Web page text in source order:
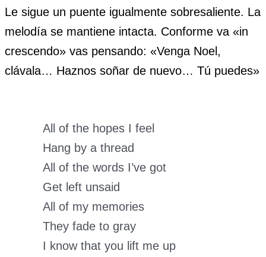
Le sigue un puente igualmente sobresaliente. La
melodía se mantiene intacta. Conforme va «in
crescendo» vas pensando: «Venga Noel,
clávala… Haznos soñar de nuevo… Tú puedes»
All of the hopes I feel
Hang by a thread
All of the words I’ve got
Get left unsaid
All of my memories
They fade to gray
I know that you lift me up